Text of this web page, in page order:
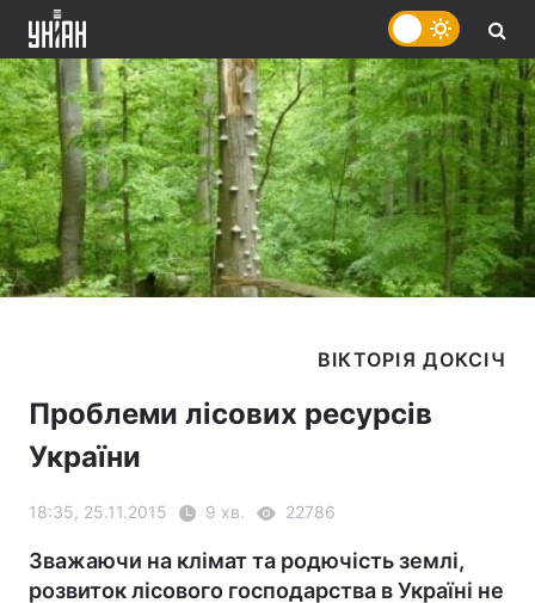
Проблеми лісових ресурсів
України
18:35, 25.11.2015 9 хв. 22786
Зважаючи на клімат та родючість землі,
розвиток лісового господарства в Україні не